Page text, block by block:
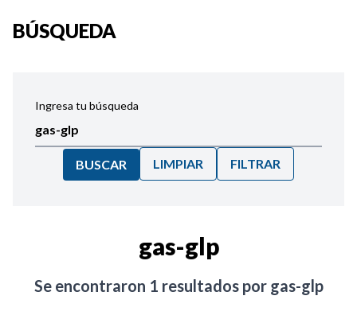
BÚSQUEDA
Ingresa tu búsqueda
BUSCAR LIMPIAR FILTRAR
gas-glp
Se encontraron 1 resultados por gas-glp